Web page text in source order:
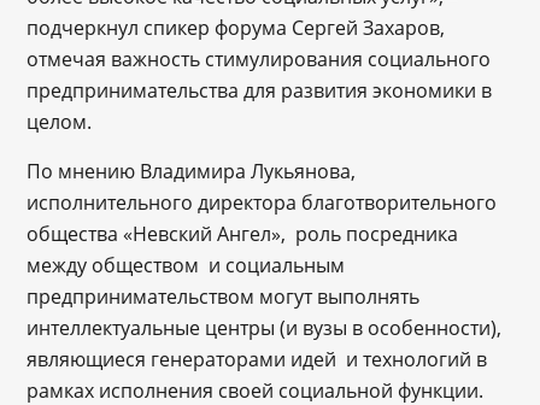
подчеркнул спикер форума Сергей Захаров,
отмечая важность стимулирования социального
предпринимательства для развития экономики в
целом.
По мнению Владимира Лукьянова,
исполнительного директора благотворительного
общества «Невский Ангел», роль посредника
между обществом и социальным
предпринимательством могут выполнять
интеллектуальные центры (и вузы в особенности),
являющиеся генераторами идей и технологий в
рамках исполнения своей социальной функции.